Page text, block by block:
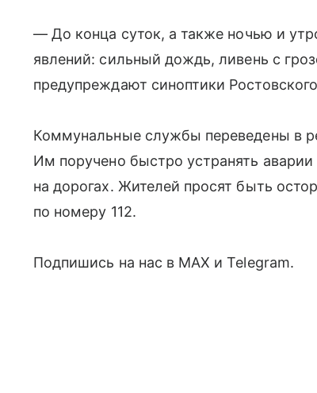
— До конца суток, а также ночью и
явлений: сильный дождь, ливень с
предупреждают синоптики
Коммунальные службы переведены в
Им поручено быстро устранять
на дорогах. Жителей просят быть
по номеру 112.
Подпишись на нас в MAX и Telegram.